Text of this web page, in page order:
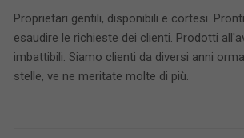
Proprietari gentili, disponibili e cortesi.
esaudire le richieste dei clienti. Prodotti
imbattibili. Siamo clienti da diversi anni
stelle, ve ne meritate molte di più.